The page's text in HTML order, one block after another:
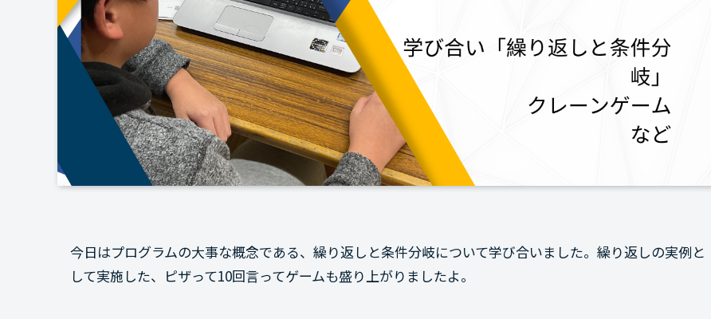
今日はプログラムの大事な概念である、繰り返しと条件分岐について学び合いました。繰り返しの実例と
して実施した、ピザって10回言ってゲームも盛り上がりましたよ。